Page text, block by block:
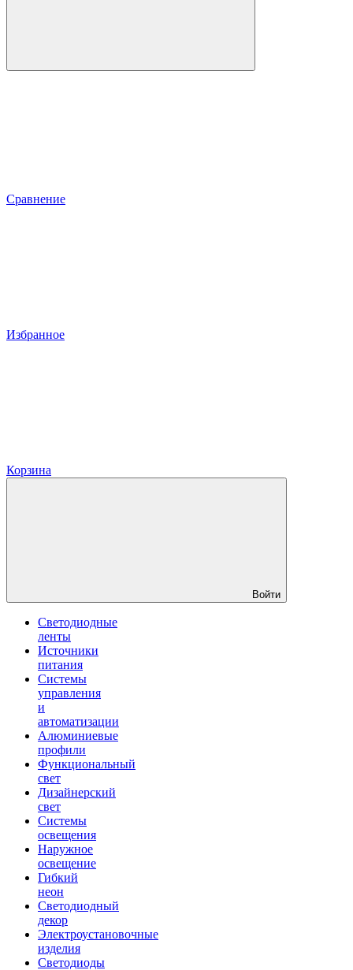
Сравнение
Избранное
Корзина
Войти
Светодиодные
ленты
Источники
питания
Системы
управления
и
автоматизации
Алюминиевые
профили
Функциональный
свет
Дизайнерский
свет
Системы
освещения
Наружное
освещение
Гибкий
неон
Светодиодный
декор
Электроустановочные
изделия
Светодиоды